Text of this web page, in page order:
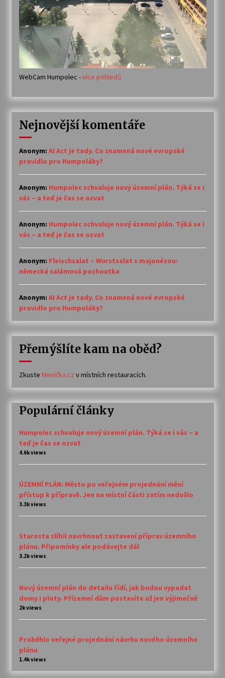
WebCam Humpolec -více pohledů
Nejnovější komentáře
Anonym: AI Act je tady. Co znamená nové evropské
pravidlo pro Humpoláky?
Anonym: Humpolec schvaluje nový územní plán. Týká se i
vás – a teď je čas se ozvat
Anonym: Humpolec schvaluje nový územní plán. Týká se i
vás – a teď je čas se ozvat
Anonym: Fleischsalat – Wurstsalat s majonézou:
německá salámová pochoutka
Anonym: AI Act je tady. Co znamená nové evropské
pravidlo pro Humpoláky?
Přemýšlíte kam na oběd?
Zkuste Meníčka.cz v místních restauracích.
Populární články
Humpolec schvaluje nový územní plán. Týká se i vás – a
teď je čas se ozvat
4.6k views
ÚZEMNÍ PLÁN: Město po veřejném projednání mění
přístup k přípravě. Jen na místní části zatím nedošlo
3.3k views
Starosta slíbil navrhnout zastavení příprav územního
plánu. Připomínky ale podávejte dál
3.2k views
Nový územní plán do detailu řídí, jak budou vypadat
domy i ploty. Přízemní dům postavíte už jen výjimečně
2k views
Proběhlo veřejné projednání návrhu nového územního
plánu
1.4k views